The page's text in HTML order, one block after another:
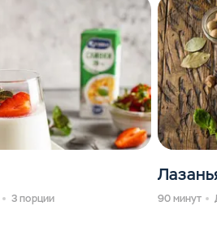
3 порции 90 минут